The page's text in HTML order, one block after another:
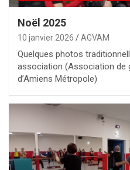
Noël 2025
10 janvier 2026 AGVAM
Quelques photos
association (Association de
d’Amiens Métropole)